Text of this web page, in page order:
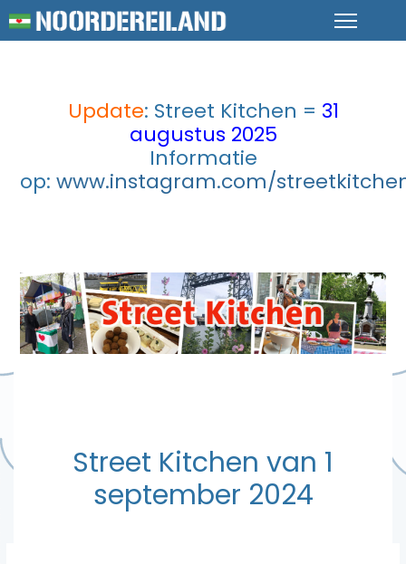
Update: Street Kitchen = 31
augustus 2025
Informatie
op: www.instagram.com/
Street Kitchen van 1
september 2024